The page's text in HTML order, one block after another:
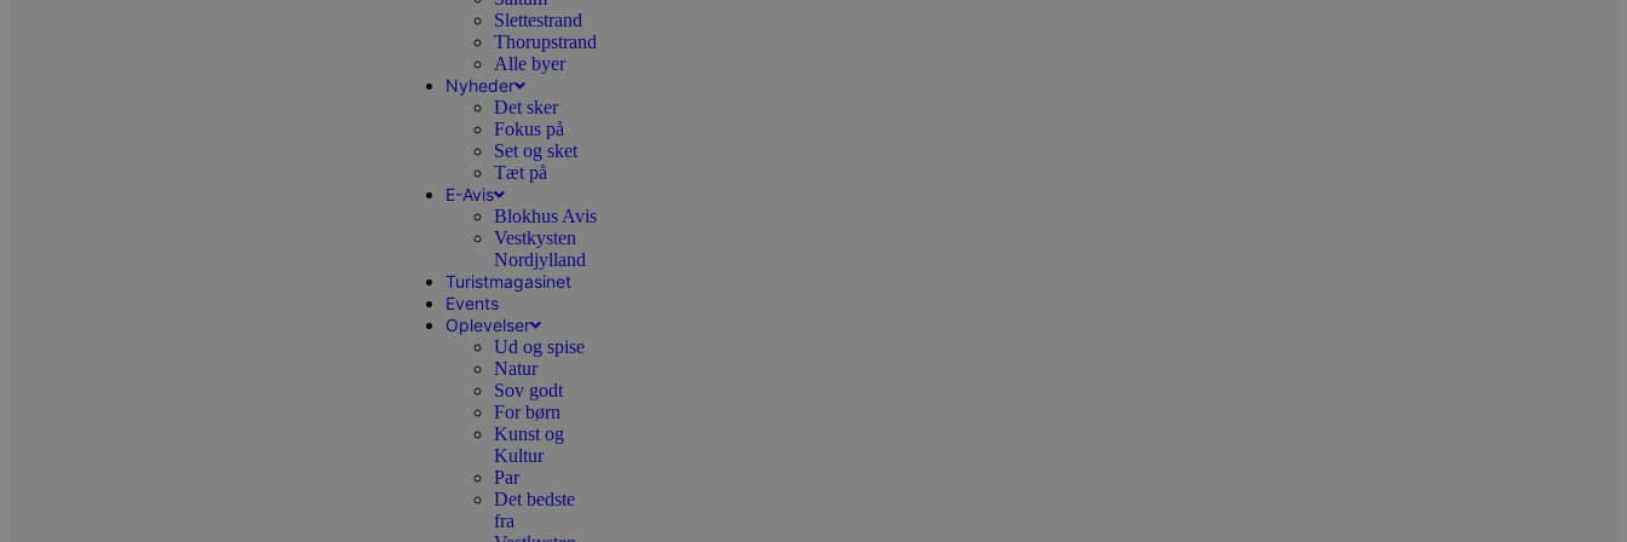
Slettestrand
Thorupstrand
Alle byer
Nyheder
Det sker
Fokus på
Set og sket
Tæt på
E-Avis
Blokhus Avis
Vestkysten
Nordjylland
Turistmagasinet
Events
Oplevelser
Ud og spise
Natur
Sov godt
For børn
Kunst og
Kultur
Par
Det bedste
fra